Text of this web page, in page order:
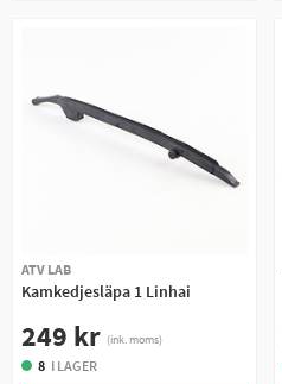
ATV LAB
Kamkedjesläpa 1 Linhai
249 kr (ink. moms)
8 I LAGER